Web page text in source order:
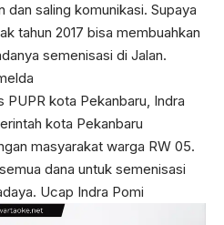
dan saling komunikasi. Supaya
tahun 2017 bisa membuahkan
semenisasi di Jalan.
PUPR kota Pekanbaru, Indra
kota Pekanbaru
masyarakat warga RW 05.
dana untuk semenisasi
Ucap Indra Pomi